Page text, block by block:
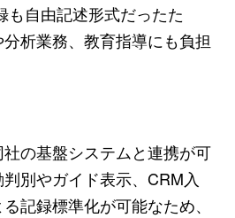
も自由記述形式だったた
析業務、教育指導にも負担
の基盤システムと連携が可
別やガイド表示、CRM入
記録標準化が可能なため、